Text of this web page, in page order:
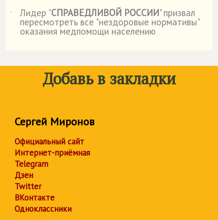
˙
Лидер "СПРАВЕДЛИВОЙ РОССИИ" призвал
пересмотреть все "нездоровые нормативы"
оказания медпомощи населению
Добавь в закладки
Сергей Миронов
Официальный сайт
Интернет-приёмная
Telegram
Дзен
Twitter
ВКонтакте
Одноклассники